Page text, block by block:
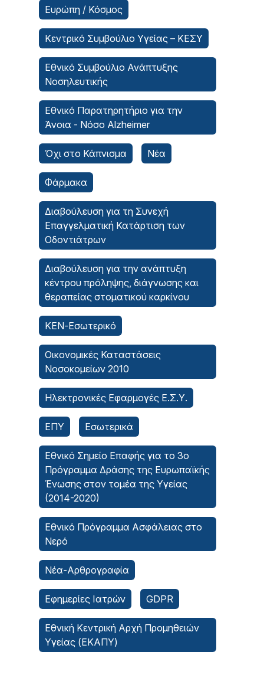
Ευρώπη / Κόσμος
Κεντρικό Συμβούλιο Υγείας – ΚΕΣΥ
Εθνικό Συμβούλιο Ανάπτυξης
Νοσηλευτικής
Εθνικό Παρατηρητήριο για την
Άνοια - Νόσο Alzheimer
Όχι στο Κάπνισμα Νέα
Φάρμακα
Διαβούλευση για τη Συνεχή
Επαγγελματική Κατάρτιση των
Οδοντιάτρων
Διαβούλευση για την ανάπτυξη
κέντρου πρόληψης, διάγνωσης και
θεραπείας στοματικού καρκίνου
ΚΕΝ-Εσωτερικό
Οικονομικές Καταστάσεις
Νοσοκομείων 2010
Ηλεκτρονικές Εφαρμογές Ε.Σ.Υ.
ΕΠΥ Εσωτερικά
Εθνικό Σημείο Επαφής για το 3ο
Πρόγραμμα Δράσης της Ευρωπαϊκής
Ένωσης στον τομέα της Υγείας
(2014-2020)
Εθνικό Πρόγραμμα Ασφάλειας στο
Νερό
Νέα-Αρθρογραφία
Εφημερίες Ιατρών GDPR
Εθνική Κεντρική Αρχή Προμηθειών
Υγείας (ΕΚΑΠΥ)